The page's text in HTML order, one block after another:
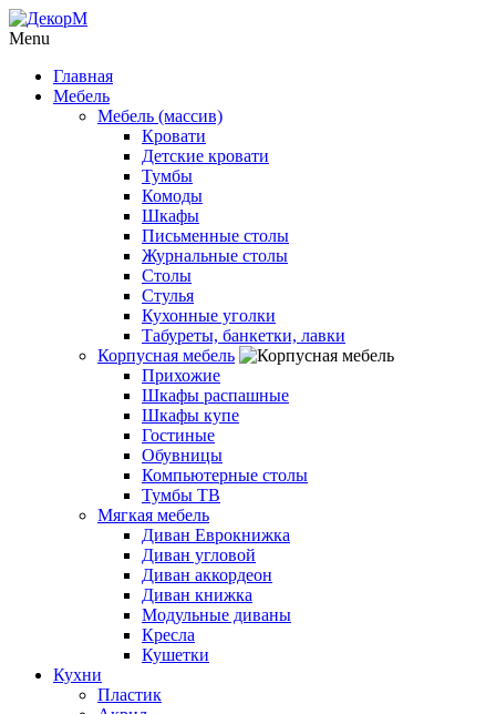
Menu
Главная
Мебель
Мебель (массив)
Кровати
Детские кровати
Тумбы
Комоды
Шкафы
Письменные столы
Журнальные столы
Столы
Стулья
Кухонные уголки
Табуреты, банкетки, лавки
Корпусная мебель
Прихожие
Шкафы распашные
Шкафы купе
Гостиные
Обувницы
Компьютерные столы
Тумбы ТВ
Мягкая мебель
Диван Еврокнижка
Диван угловой
Диван аккордеон
Диван книжка
Модульные диваны
Кресла
Кушетки
Кухни
Пластик